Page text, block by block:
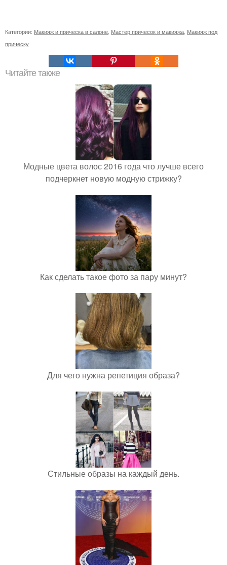
Категории: Макияж и прическа в салоне Мастер причесок и макияжа Макияж под
прическу
Читайте также
Модные цвета волос 2016 года что лучше всего
подчеркнет новую модную стрижку?
Как сделать такое фото за пару минут?
Для чего нужна репетиция образа?
Стильные образы на каждый день.